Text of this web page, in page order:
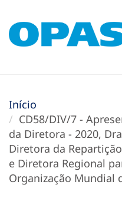
Início
CD58/DIV/7 -
da Diretora - 2020,
Diretora da
e Diretora Regional
Organização Mundial